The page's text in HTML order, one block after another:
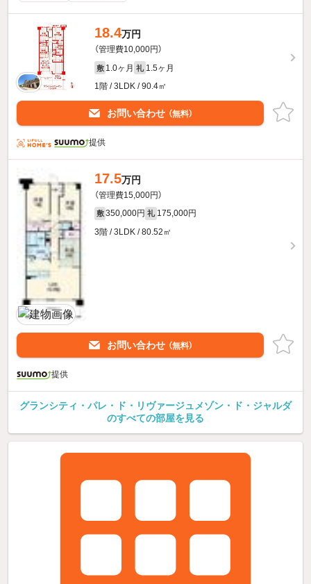
18.4万円
（管理費10,000円）
敷 1.0ヶ月 礼 1.5ヶ月
1階 / 3LDK / 90.4㎡
お問い合わせ （無料）
提供
17.5万円
（管理費15,000円）
敷 350,000円 礼 175,000円
3階 / 3LDK / 80.52㎡
お問い合わせ （無料）
提供
グランシティ・パレ・ド・リヴァージュメゾン・ド・ジャルダ
のすべての部屋を見る